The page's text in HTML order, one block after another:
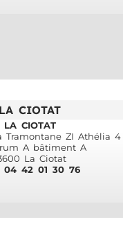
LA CIOTAT
LA CIOTAT
Tramontane ZI Athélia 4
A bâtiment A
La Ciotat
04 42 01 30 76